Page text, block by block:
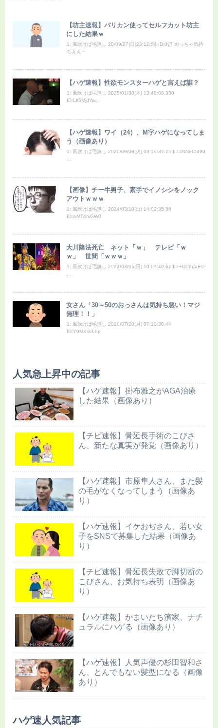
【坊主速報】バリカン使ってセルフカット坊主
にした結果ｗ
1: 風吹けば毛無し 20/09/27(日)23:12:54 ID:0yT めっちゃ気持
ちええ～
【ハゲ速報】性欲モンスターハゲと言えば誰？
1: 風吹けば毛無し 2025/01/30(木) 13:48:09.330
ID:Ll/5MjdYa...
【ハゲ速報】ワイ（24）、M字ハゲになってしま
う（画像あり）
1: 風吹けば毛無し 2020/09/08(火) 03:19:37.25 ID:ZNN8CId90
...
【画像】チー牛男子、素手でイノシシをノック
アウトｗｗｗ
1: 風吹けば毛無し 2024/03/10(日) 14:02:35.86
ID:wMT4niGW0
大川隆法死亡 ネット「ｗ」 テレビ「ｗ
ｗ」 世間「ｗｗｗ」
1: 風吹けば毛無し 2023/03/05(日) 10:07:49.67 ID:+UCth5/E0
...
女さん「30～50のおっさんは気持ち悪い！マジ
無理！！」
1: 風吹けば毛無し 2020/07/20(月) 07:10:36.44
ID:Y0MSseL0p
人気急上昇中の記事
【ハゲ速報】掛布雅之がAGA治療
した結果（画像あり）
【チビ速報】骨延長手術のこびさ
ん、新たな真実が発覚（画像あり）
【ハゲ速報】市原隼人さん、また髪
の毛がなくなってしまう（画像あ
り）
【ハゲ速報】イケおぢさん、若い女
子をSNSで募集した結果（画像あ
り）
【チビ速報】骨延長失敗で脚切断の
こびさん、お気持ち表明（画像あ
り）
【ハゲ速報】かまいたち濱家、ナチ
ュラルにハゲる（画像あり）
【ハゲ速報】人気声優の杉田智和さ
ん、とんでもない髪型になる（画像
あり）
ハゲ速人気記事